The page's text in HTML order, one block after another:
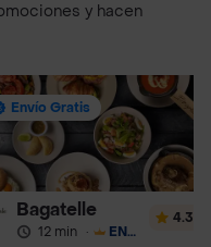
y hacen
Envío Gratis
Bagatelle
12 min · ENVÍO GRATIS
4.3